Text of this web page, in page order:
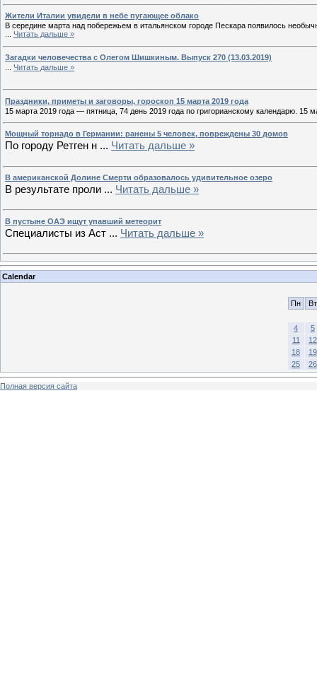
Жители Италии увидели в небе пугающее облако
В середине марта над побережьем в итальянском городе Пескара появилось
Читать дальше »
Загадки человечества с Олегом Шишкиным. Выпуск 270 (13.03.2019)
Читать дальше »
Праздники, приметы и заговоры, гороскоп 15 марта 2019 года
15 марта 2019 года — пятница, 74 день 2019 года по григорианскому календарю. 15
Мощный торнадо в Германии: ранены 5 человек, повреждены 30 домов
По городу Ретген н ... Читать дальше »
В американской Долине Смерти образовалось удивительное озеро
В результате проли ... Читать дальше »
В пустыне ОАЭ ищут упавший метеорит
Специалисты из Аст ... Читать дальше »
Calendar
Пн Вт
4
5
11
12
18
19
25
26
Полная версия сайта